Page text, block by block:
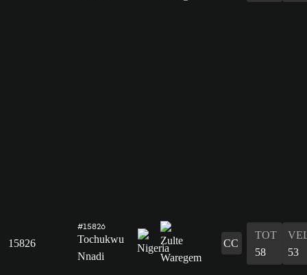
15826
#15826
Tochukwu
Nnadi
CC
TOT
58
53